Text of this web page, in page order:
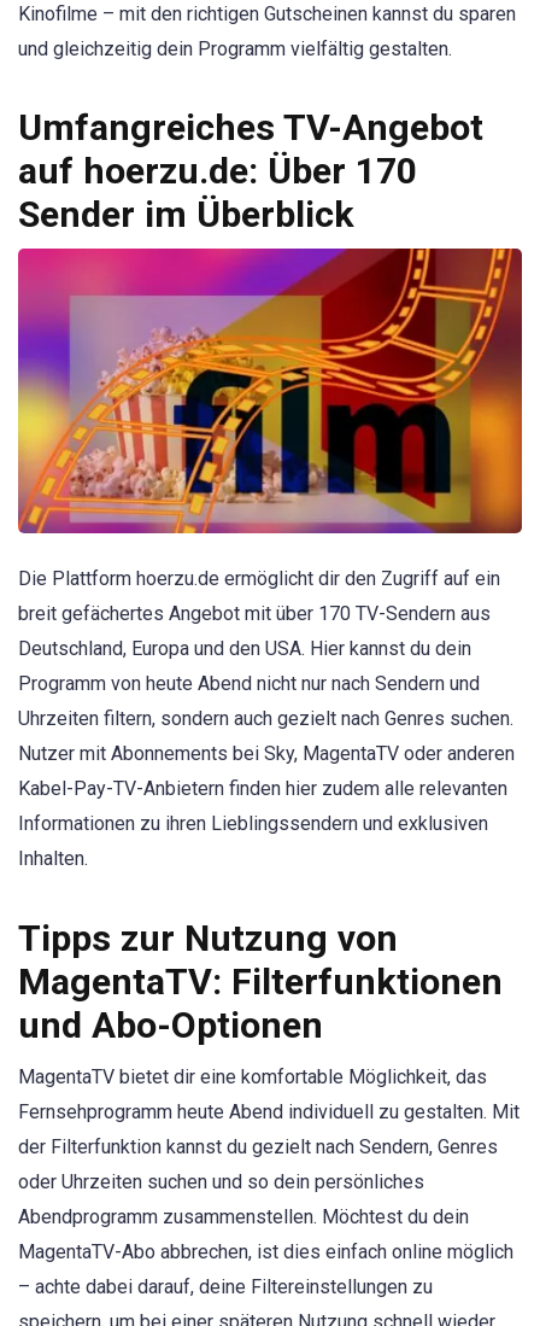
Kinofilme – mit den richtigen Gutscheinen kannst du sparen
und gleichzeitig dein Programm vielfältig gestalten.
Umfangreiches TV-Angebot
auf hoerzu.de: Über 170
Sender im Überblick
Die Plattform hoerzu.de ermöglicht dir den Zugriff auf ein
breit gefächertes Angebot mit über 170 TV-Sendern aus
Deutschland, Europa und den USA. Hier kannst du dein
Programm von heute Abend nicht nur nach Sendern und
Uhrzeiten filtern, sondern auch gezielt nach Genres suchen.
Nutzer mit Abonnements bei Sky, MagentaTV oder anderen
Kabel-Pay-TV-Anbietern finden hier zudem alle relevanten
Informationen zu ihren Lieblingssendern und exklusiven
Inhalten.
Tipps zur Nutzung von
MagentaTV: Filterfunktionen
und Abo-Optionen
MagentaTV bietet dir eine komfortable Möglichkeit, das
Fernsehprogramm heute Abend individuell zu gestalten. Mit
der Filterfunktion kannst du gezielt nach Sendern, Genres
oder Uhrzeiten suchen und so dein persönliches
Abendprogramm zusammenstellen. Möchtest du dein
MagentaTV-Abo abbrechen, ist dies einfach online möglich
– achte dabei darauf, deine Filtereinstellungen zu
speichern, um bei einer späteren Nutzung schnell wieder